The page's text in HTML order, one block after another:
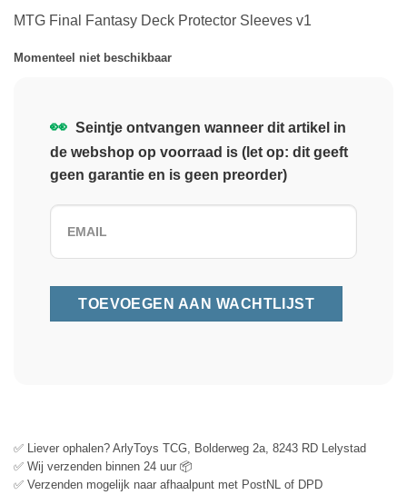
MTG Final Fantasy Deck Protector Sleeves v1
Momenteel niet beschikbaar
👀 Seintje ontvangen wanneer dit artikel in
de webshop op voorraad is (let op: dit geeft
geen garantie en is geen preorder)
✅ Liever ophalen? ArlyToys TCG, Bolderweg 2a, 8243 RD Lelystad
✅ Wij verzenden binnen 24 uur 📦
✅ Verzenden mogelijk naar afhaalpunt met PostNL of DPD